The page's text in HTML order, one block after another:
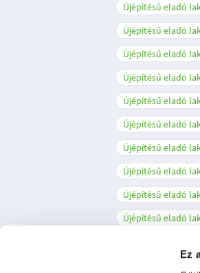
Ez
Újépítésű eladó
Újépítésű eladó
Újépítésű eladó
Újépítésű eladó
Újépítésű eladó
Újépítésű eladó
Újépítésű eladó
Újépítésű eladó
Újépítésű eladó
Újépítésű eladó